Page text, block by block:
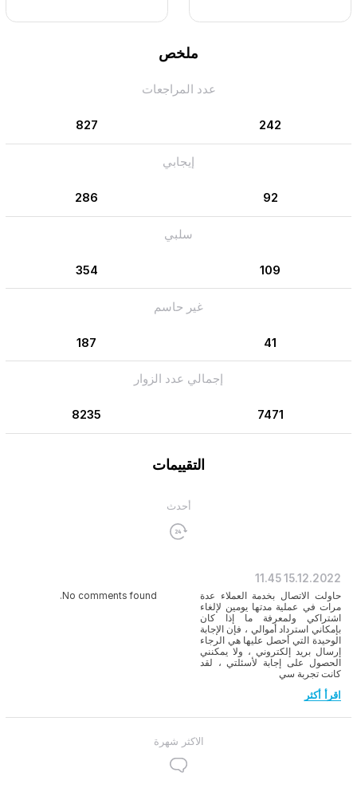
ملخص
عدد المراجعات
242
827
إيجابي
92
286
سلبي
109
354
غير حاسم
41
187
إجمالي عدد الزوار
7471
8235
التقييمات
أحدث
15.12.2022
11.45
حاولت الاتصال بخدمة العملاء عدة
مرات في عملية مدتها يومين لإلغاء
اشتراكي ولمعرفة ما إذا كان
بإمكاني استرداد أموالي ، فإن الإجابة
الوحيدة التي أحصل عليها هي الرجاء
إرسال بريد إلكتروني ، ولا يمكنني
الحصول على إجابة لأسئلتي ، لقد
كانت تجربة سي
اقرأ أكثر
No comments found.
الاكثر شهرة